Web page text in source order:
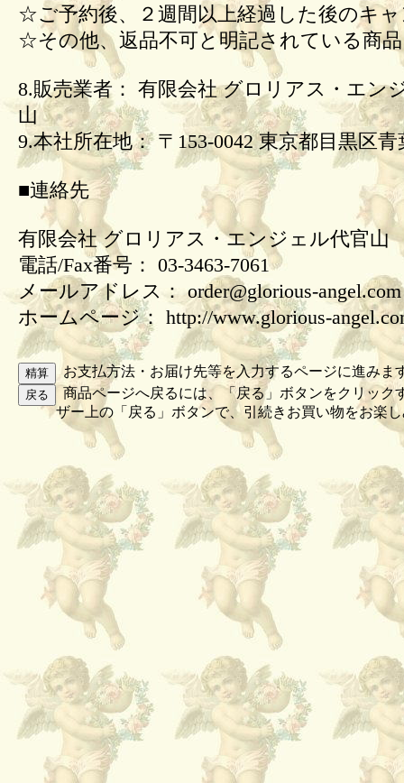
☆ご予約後、２週間以上経過した後のキ
☆その他、返品不可と明記されている商
8.販売業者： 有限会社 グロリアス・エン
山
9.本社所在地： 〒153-0042 東京都目黒区青
■連絡先
有限会社 グロリアス・エンジェル代官山
電話/Fax番号： 03-3463-7061
メールアドレス： order@glorious-angel.com
ホームページ： http://www.glorious-
お支払方法・お届け先等を入力するページに進みま
商品ページへ戻るには、「戻る」ボタンをクリック
ザー上の「戻る」ボタンで、引続きお買い物をお楽